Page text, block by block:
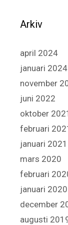
Arkiv
april 2024
januari 2024
november
juni 2022
oktober
februari
januari 2021
mars 2020
februari
januari 2020
december
augusti